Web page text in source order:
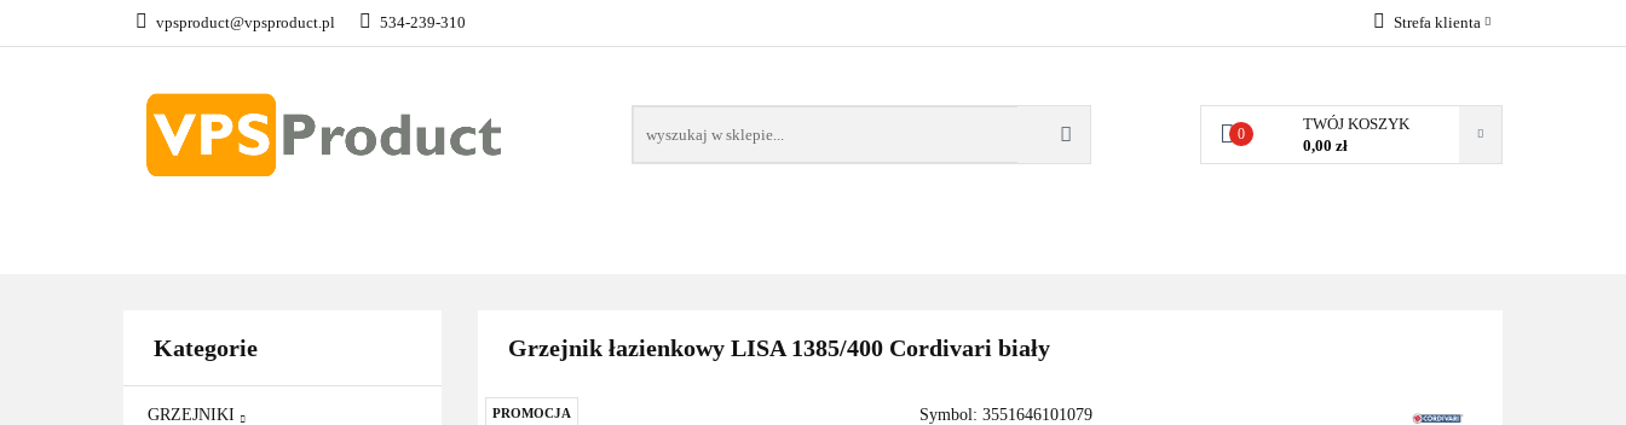
vpsproduct@vpsproduct.pl 534-239-310 Strefa klienta
Zarejestruj się
0
TWÓJ KOSZYK
0,00 zł
GRZEJNIKI
Kategorie
GRZEJNIKI
Grzejnik łazienkowy LISA 1385/400 Cordivari biały
PROMOCJA Symbol:3551646101079